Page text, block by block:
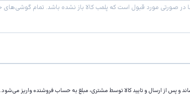
و پس از ارسال و تاييد كالا توسط مشتری، مبلغ به حساب فروشنده واريز مى‌شود.